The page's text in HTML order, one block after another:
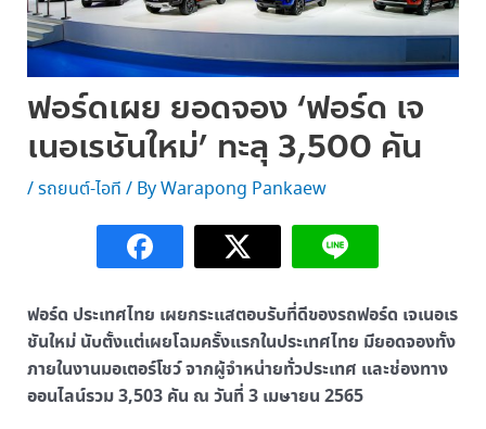
ฟอร์ดเผย ยอดจอง ‘ฟอร์ด เจ
เนอเรชันใหม่’ ทะลุ 3,500 คัน
/รถยนต์-ไอที / ByWarapong Pankaew
ฟอร์ด ประเทศไทย เผยกระแสตอบรับที่ดีของรถฟอร์ด เจเนอเร
ชันใหม่ นับตั้งแต่เผยโฉมครั้งแรกในประเทศไทย มียอดจองทั้ง
ภายในงานมอเตอร์โชว์ จากผู้จำหน่ายทั่วประเทศ และช่องทาง
ออนไลน์รวม 3,503 คัน ณ วันที่ 3 เมษายน 2565